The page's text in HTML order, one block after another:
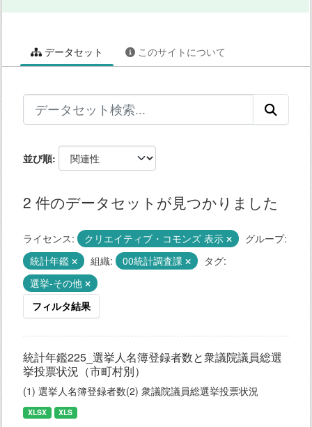
データセット このサイトについて
並び順
2 件のデータセットが見つかりました
ライセンス: クリエイティブ・コモンズ 表示
グループ:
統計年鑑
組織: 00統計調査課
タグ:
選挙-その他
フィルタ結果
統計年鑑225_選挙人名簿登録者数と衆議院議員総選
挙投票状況（市町村別）
(1) 選挙人名簿登録者数(2) 衆議院議員総選挙投票状況
XLSX XLS